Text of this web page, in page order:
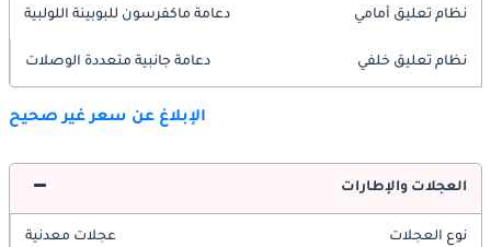
نظام تعليق أمامي دعامة ماكفرسون للبوبينة اللولبية
نظام تعليق خلفي دعامة جانبية متعددة الوصلات
الإبلاغ عن سعر غير صحيح
العجلات والإطارات
نوع العجلات عجلات معدنية